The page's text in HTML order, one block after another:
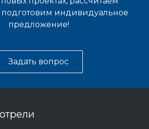
подготовим индивидуальное
предложение!
Задать вопрос